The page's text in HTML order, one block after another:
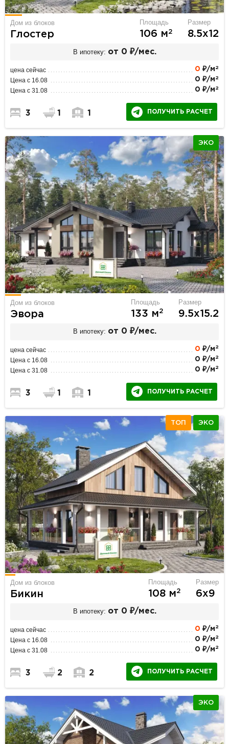
Дом из блоков
Глостер
Площадь
106 м2
Размер
8.5х12
В ипотеку: от 0 ₽/мес.
цена сейчас 0 ₽/м 2
Цена с 16.08 0 ₽/м 2
Цена с 31.08 0 ₽/м 2
3 1 1 ПОЛУЧИТЬ РАСЧЕТ
ЭКО
Дом из блоков
Эвора
Площадь
133 м2
Размер
9.5х15.2
В ипотеку: от 0 ₽/мес.
цена сейчас 0 ₽/м 2
Цена с 16.08 0 ₽/м 2
Цена с 31.08 0 ₽/м 2
3 1 1 ПОЛУЧИТЬ РАСЧЕТ
ТОП ЭКО
Дом из блоков
Бикин
Площадь
108 м2
Размер
6х9
В ипотеку: от 0 ₽/мес.
цена сейчас 0 ₽/м 2
Цена с 16.08 0 ₽/м 2
Цена с 31.08 0 ₽/м 2
3 2 2 ПОЛУЧИТЬ РАСЧЕТ
ЭКО